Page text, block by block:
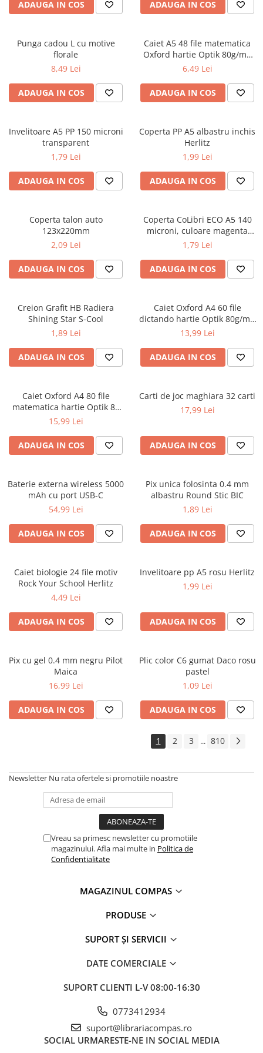
Caiete geografie și biologie
Caiete foi veline
Rezerve pentru caiete
Vocabulare
Blocuri de desen școlare
Hârtie pentru lucru manual
Rigle și Echere
Raportoare
Compasuri
Truse geometrie
Ghiozdane și rucsacuri
Ghiozdane școlare
Rucsacuri școlare și casual
Ghiozdane pentru grădinită
Penare
Penare echipate
Penare neechipate
Penare tip etui
Acuarele și pensule școlare
Pensule școlare
Pahare și palete pictură
ficțiune
Biografii și memorii
Parenting și educație
Sănătate și stil de viață
Artă și fotografie
Ghiduri și hărți
Afaceri și economie
Religie și spiritualitate
Știință și tehnologie
Gastronomie și hobby
Filosofie și eseuri
Dicționare și ghiduri de conversație
Literatură în limbi străine
Mine și rezerve
Corectoare și radiere
Instrumente de scris premium
Stilouri premium
Avioane de jucărie
Masinuțe cu telecomandă
Jucării de pluș
Jucării și articole pentru bebeluși
Jucării pentru bebeluși
Camera Bebe
Jucării pentru apă și baie
Jucării din lemn
Outdoor
Roboți
ADAUGA IN COS ADAUGA IN COS
Punga cadou L cu motive
florale
8,49 Lei
ADAUGA IN COS
Caiet A5 48 file matematica
Oxford hartie Optik 80g/mp
Touch Trend diverse culori
6,49 Lei
ADAUGA IN COS
Invelitoare A5 PP 150 microni
transparent
1,79 Lei
ADAUGA IN COS
Coperta PP A5 albastru inchis
Herlitz
1,99 Lei
ADAUGA IN COS
Coperta talon auto
123x220mm
2,09 Lei
ADAUGA IN COS
Coperta CoLibri ECO A5 140
microni, culoare magenta
opac
1,79 Lei
ADAUGA IN COS
Creion Grafit HB Radiera
Shining Star S-Cool
1,89 Lei
ADAUGA IN COS
Caiet Oxford A4 60 file
dictando hartie Optik 80g/mp
Touch Pastel
13,99 Lei
ADAUGA IN COS
Caiet Oxford A4 80 file
matematica hartie Optik 80
g/mp motiv Teenager
15,99 Lei
ADAUGA IN COS
Carti de joc maghiara 32 carti
17,99 Lei
ADAUGA IN COS
Baterie externa wireless 5000
mAh cu port USB-C
54,99 Lei
ADAUGA IN COS
Pix unica folosinta 0.4 mm
albastru Round Stic BIC
1,89 Lei
ADAUGA IN COS
Caiet biologie 24 file motiv
Rock Your School Herlitz
4,49 Lei
ADAUGA IN COS
Invelitoare pp A5 rosu Herlitz
1,99 Lei
ADAUGA IN COS
Pix cu gel 0.4 mm negru Pilot
Maica
16,99 Lei
ADAUGA IN COS
Plic color C6 gumat Daco rosu
pastel
1,09 Lei
ADAUGA IN COS
1 2 3 ... 810
Newsletter Nu rata ofertele si promotiile noastre
Vreau sa primesc newsletter cu promotiile
magazinului. Afla mai multe in Politica de
Confidentialitate
MAGAZINUL COMPAS
PRODUSE
SUPORT ȘI SERVICII
DATE COMERCIALE
SUPORT CLIENTI L-V 08:00-16:30
0773412934
suport@librariacompas.ro
SOCIAL URMARESTE-NE IN SOCIAL MEDIA